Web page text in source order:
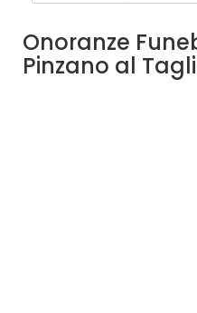
Onoranze
Pinzano al